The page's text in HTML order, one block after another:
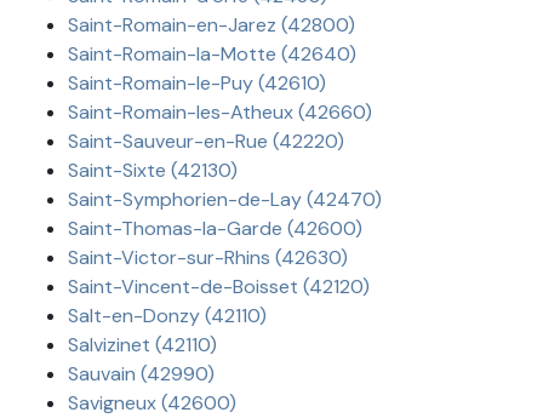
Saint-Romain-en-Jarez (42800)
Saint-Romain-la-Motte (42640)
Saint-Romain-le-Puy (42610)
Saint-Romain-les-Atheux (42660)
Saint-Sauveur-en-Rue (42220)
Saint-Sixte (42130)
Saint-Symphorien-de-Lay (42470)
Saint-Thomas-la-Garde (42600)
Saint-Victor-sur-Rhins (42630)
Saint-Vincent-de-Boisset (42120)
Salt-en-Donzy (42110)
Salvizinet (42110)
Sauvain (42990)
Savigneux (42600)